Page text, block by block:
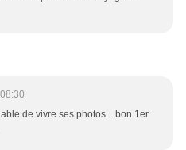
de vivre ses photos... bon 1er